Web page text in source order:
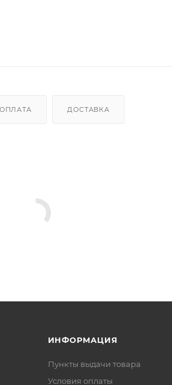
ОПЛАТА ДОСТАВКА
ИНФОРМАЦИЯ
Пункты выдачи товара
Условия оплаты